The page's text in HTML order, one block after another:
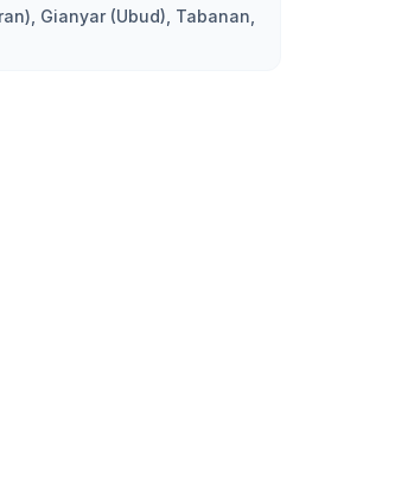
Gianyar (Ubud), Tabanan,